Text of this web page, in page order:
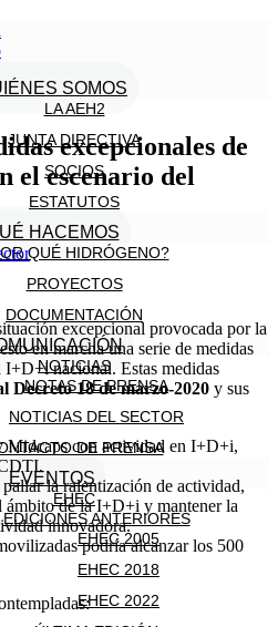
SOMOS
LA AEH2
JUNTA DIRECTIVA
SOCIOS
ESTATUTOS
HACEMOS
QUÉ HIDRÓGENO?
PROYECTOS
DOCUMENTACIÓN
NOTICIAS
NOTAS DE PRENSA
NOTICIAS DEL SECTOR
DE PRENSA
EVENTOS
EHEC
EDICIONES ANTERIORES
EHEC 2005
EHEC 2018
EHEC 2022
excepcionales de
el escenario del
excepcional provocada por la
en marcha una serie de medidas
I+D+i nacional. Estas medidas
Decreto 18 de marzo-2020 y sus
Midcaps con actividad en I+D+i,
la ralentización de actividad,
ámbito de la I+D+i y mantener la
innovadora.
podría alcanzar los 500